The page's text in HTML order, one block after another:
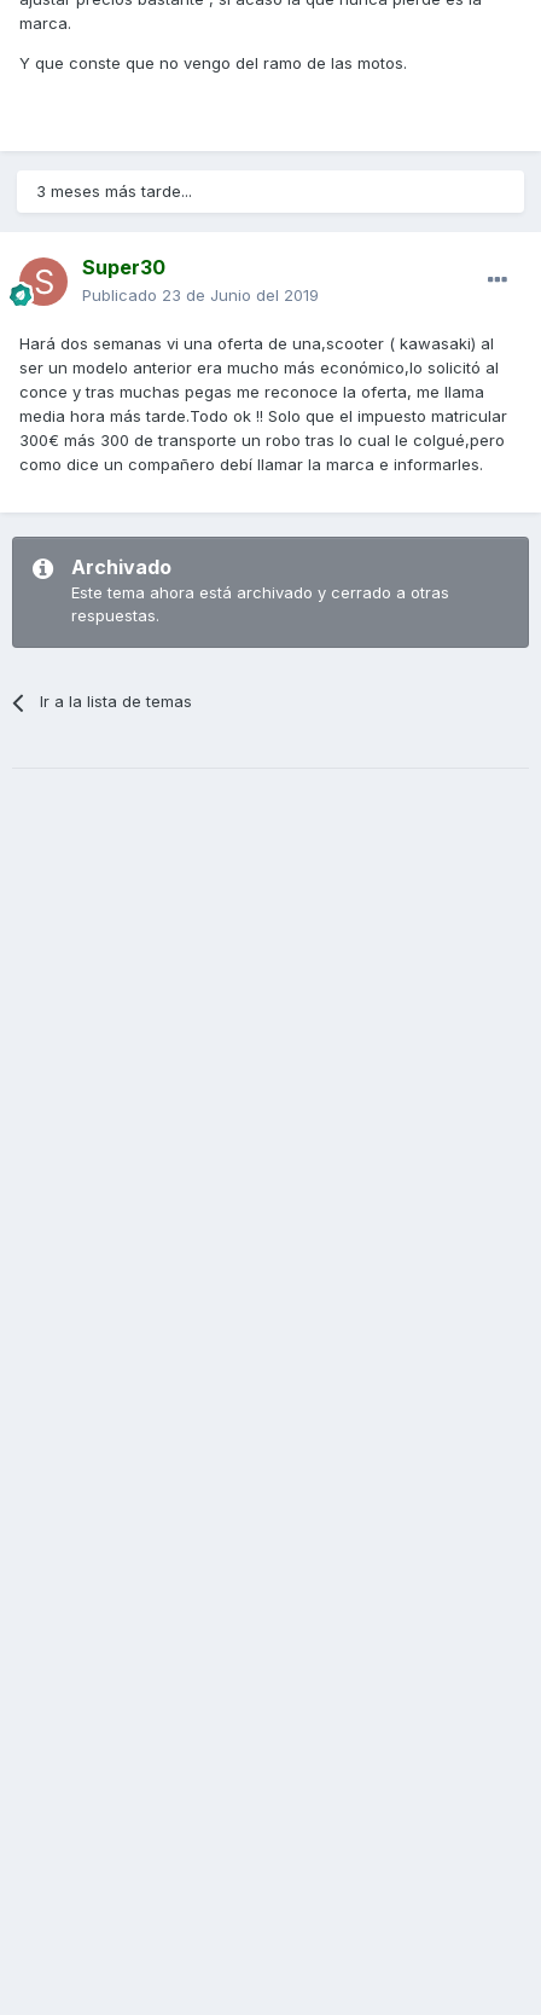
marca.
Y que conste que no vengo del ramo de las motos.
3 meses más tarde...
Super30
Publicado 23 de Junio del 2019
Hará dos semanas vi una oferta de una,scooter ( kawasaki) al
ser un modelo anterior era mucho más económico,lo solicitó al
conce y tras muchas pegas me reconoce la oferta, me llama
media hora más tarde.Todo ok !! Solo que el impuesto matricular
300€ más 300 de transporte un robo tras lo cual le colgué,pero
como dice un compañero debí llamar la marca e informarles.
Archivado
Este tema ahora está archivado y cerrado a otras
respuestas.
Ir a la lista de temas